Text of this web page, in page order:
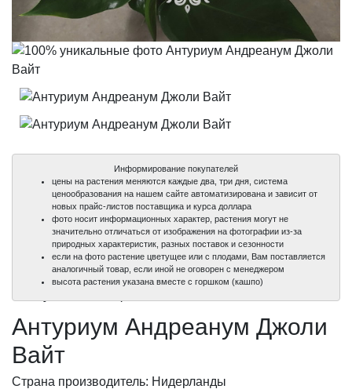
100%
100%
Информирование покупателей
цены на растения меняются каждые два, три дня, система
ценообразования на нашем сайте автоматизирована и зависит от
новых прайс-листов поставщика и курса доллара
фото носит информационных характер, растения могут не
значительно отличаться от изображения на фотографии из-за
природных характеристик, разных поставок и сезонности
если на фото растение цветущее или с плодами, Вам поставляется
аналогичный товар, если иной не оговорен с менеджером
высота растения указана вместе с горшком (кашпо)
Антуриум Андреанум Джоли
Вайт
Страна производитель: Нидерланды